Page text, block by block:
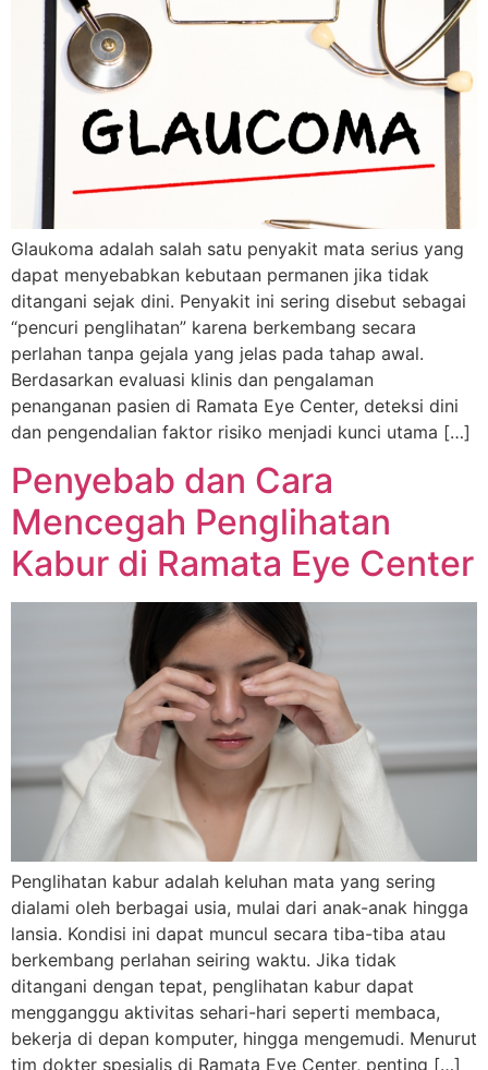
Glaukoma adalah salah satu penyakit mata serius yang
dapat menyebabkan kebutaan permanen jika tidak
ditangani sejak dini. Penyakit ini sering disebut sebagai
“pencuri penglihatan” karena berkembang secara
perlahan tanpa gejala yang jelas pada tahap awal.
Berdasarkan evaluasi klinis dan pengalaman
penanganan pasien di Ramata Eye Center, deteksi dini
dan pengendalian faktor risiko menjadi kunci utama […]
Penyebab dan Cara
Mencegah Penglihatan
Kabur di Ramata Eye Center
Penglihatan kabur adalah keluhan mata yang sering
dialami oleh berbagai usia, mulai dari anak-anak hingga
lansia. Kondisi ini dapat muncul secara tiba-tiba atau
berkembang perlahan seiring waktu. Jika tidak
ditangani dengan tepat, penglihatan kabur dapat
mengganggu aktivitas sehari-hari seperti membaca,
bekerja di depan komputer, hingga mengemudi. Menurut
tim dokter spesialis di Ramata Eye Center, penting […]